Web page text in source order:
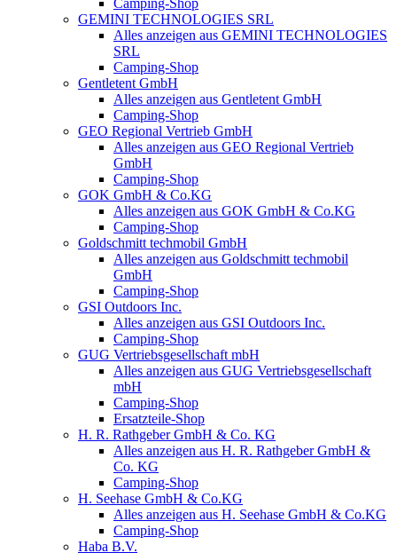
Camping-Shop
GEMINI TECHNOLOGIES SRL
Alles anzeigen aus GEMINI TECHNOLOGIES
SRL
Camping-Shop
Gentletent GmbH
Alles anzeigen aus Gentletent GmbH
Camping-Shop
GEO Regional Vertrieb GmbH
Alles anzeigen aus GEO Regional Vertrieb
GmbH
Camping-Shop
GOK GmbH & Co.KG
Alles anzeigen aus GOK GmbH & Co.KG
Camping-Shop
Goldschmitt techmobil GmbH
Alles anzeigen aus Goldschmitt techmobil
GmbH
Camping-Shop
GSI Outdoors Inc.
Alles anzeigen aus GSI Outdoors Inc.
Camping-Shop
GUG Vertriebsgesellschaft mbH
Alles anzeigen aus GUG Vertriebsgesellschaft
mbH
Camping-Shop
Ersatzteile-Shop
H. R. Rathgeber GmbH & Co. KG
Alles anzeigen aus H. R. Rathgeber GmbH &
Co. KG
Camping-Shop
H. Seehase GmbH & Co.KG
Alles anzeigen aus H. Seehase GmbH & Co.KG
Camping-Shop
Haba B.V.